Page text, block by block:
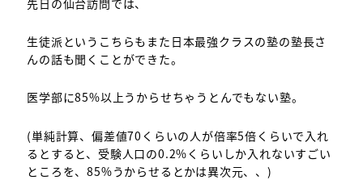
先日の仙台訪問では、
生徒派というこちらもまた日本最強クラスの塾の塾長さ
んの話も聞くことができた。
医学部に85%以上うからせちゃうとんでもない塾。
(単純計算、偏差値70くらいの人が倍率5倍くらいで入れ
るとすると、受験人口の0.2%くらいしか入れないすごい
ところを、85%うからせるとかは異次元、、)